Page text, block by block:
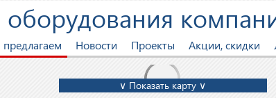
оборудования
Новости Проекты Акции, скидки
∨ Показать карту ∨